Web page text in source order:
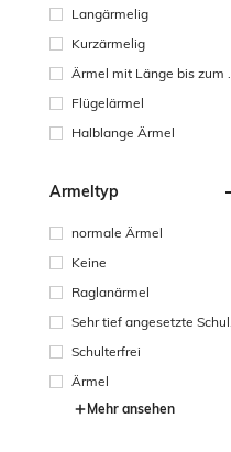
Langärmelig
Kurzärmelig
Ärmel mit Länge bis zum H
Flügelärmel
Halblange Ärmel
Ärmeltyp
normale Ärmel
Keine
Raglanärmel
Sehr tief angesetzte Schult
Schulterfrei
Ärmel
Mehr ansehen